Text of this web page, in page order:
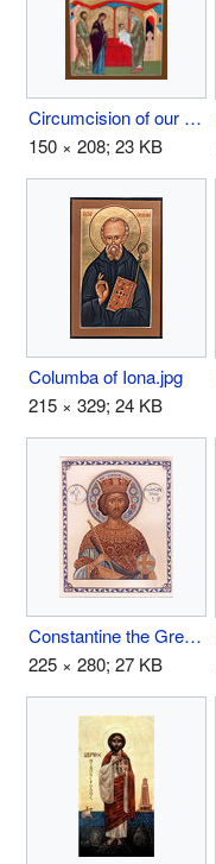
Circumcision of our Lord.jpg
150 × 208; 23 KB
Columba of Iona.jpg
215 × 329; 24 KB
Constantine the Great.jpg
225 × 280; 27 KB